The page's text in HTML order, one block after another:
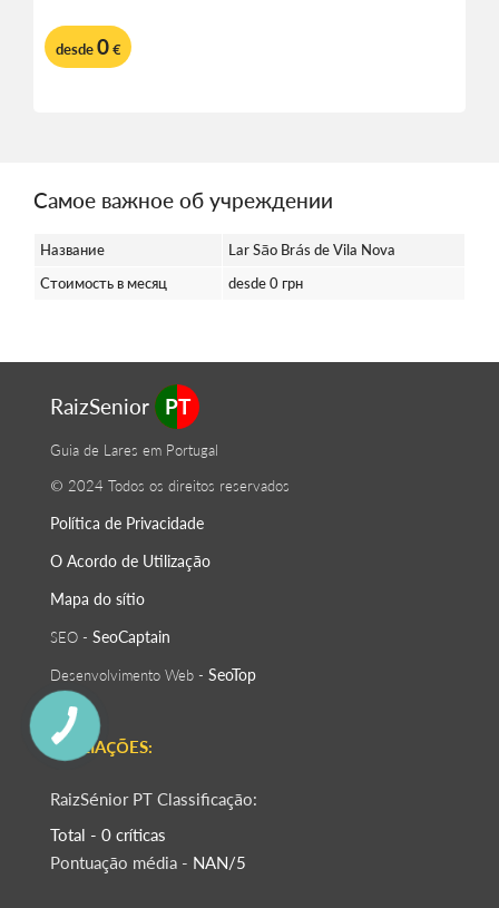
desde0€
Самое важное об учреждении
Название
Lar São Brás de Vila Nova
Стоимость в месяц
desde 0 грн
RaizSenior PT
Guia de Lares em Portugal
© 2024 Todos os direitos reservados
Política de Privacidade
O Acordo de Utilização
Mapa do sítio
SEO - SeoСaptain
Desenvolvimento Web - SeoTop
AVALIAÇÕES:
RaizSénior PT Classificação:
Total - 0 críticas
Pontuação média - NAN/5